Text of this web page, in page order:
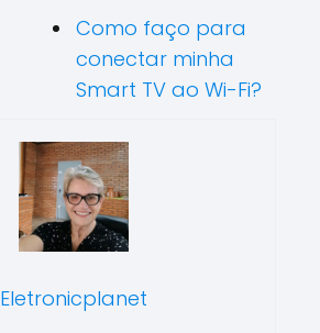
Como faço para
conectar minha
Smart TV ao Wi-Fi?
Eletronicplanet